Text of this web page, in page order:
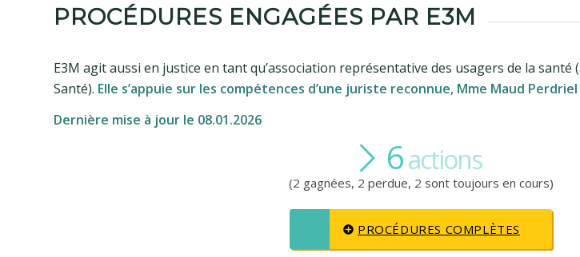
PROCÉDURES ENGAGÉES PAR E3M
E3M agit aussi en justice en tant qu’association représentative des usagers de la
Santé). Elle s’appuie sur les compétences d’une juriste reconnue, Mme Maud
Dernière mise à jour le 08.01.2026
6actions
(2 gagnées, 2 perdue, 2 sont toujours en cours)
PROCÉDURES COMPLÈTES